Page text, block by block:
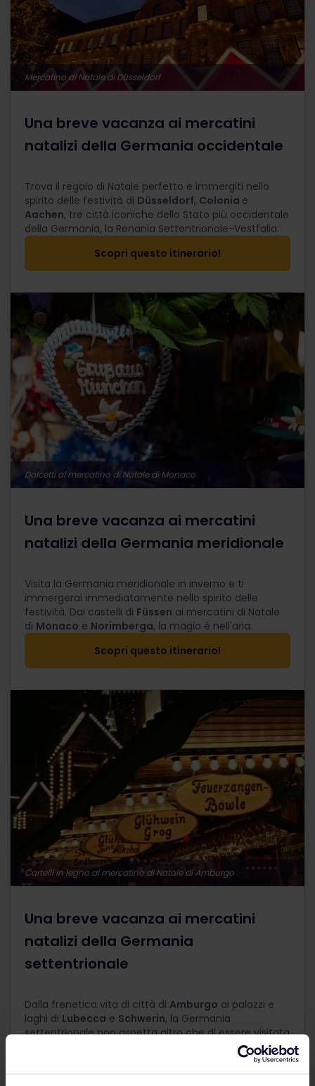
Mercatino di Natale di Düsseldorf
Una breve vacanza ai mercatini
natalizi della Germania occidentale
Trova il regalo di Natale perfetto e immergiti nello
spirito delle festività di Düsseldorf, Colonia e
Aachen, tre città iconiche dello Stato più occidentale
della Germania, la Renania Settentrionale-Vestfalia.
Scopri questo itinerario!
Dolcetti al mercatino di Natale di Monaco
Una breve vacanza ai mercatini
natalizi della Germania meridionale
Visita la Germania meridionale in inverno e ti
immergerai immediatamente nello spirito delle
festività. Dai castelli di Füssen ai mercatini di Natale
di Monaco e Norimberga, la magia è nell'aria.
Scopri questo itinerario!
Cartelli in legno al mercatino di Natale di Amburgo
Una breve vacanza ai mercatini
natalizi della Germania
settentrionale
Dalla frenetica vita di città di Amburgo ai palazzi e
laghi di Lubecca e Schwerin, la Germania
settentrionale non aspetta altro che di essere visitata